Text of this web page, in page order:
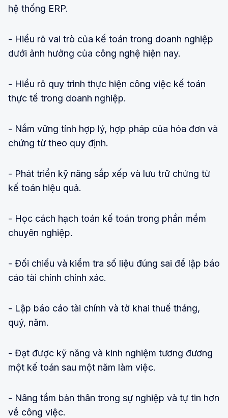
hệ thống ERP.
- Hiểu rõ vai trò của kế toán trong doanh nghiệp
dưới ảnh hưởng của công nghệ hiện nay.
- Hiểu rõ quy trình thực hiện công việc kế toán
thực tế trong doanh nghiệp.
- Nắm vững tính hợp lý, hợp pháp của hóa đơn và
chứng từ theo quy định.
- Phát triển kỹ năng sắp xếp và lưu trữ chứng từ
kế toán hiệu quả.
- Học cách hạch toán kế toán trong phần mềm
chuyên nghiệp.
- Đối chiếu và kiểm tra số liệu đúng sai để lập báo
cáo tài chính chính xác.
- Lập báo cáo tài chính và tờ khai thuế tháng,
quý, năm.
- Đạt được kỹ năng và kinh nghiệm tương đương
một kế toán sau một năm làm việc.
- Nâng tầm bản thân trong sự nghiệp và tự tin hơn
về công việc.